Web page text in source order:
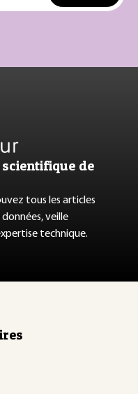
scientifique de
tous les articles
veille
technique.